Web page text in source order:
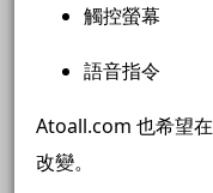
觸控螢幕
語音指令
Atoall.com 也希望在
改變。